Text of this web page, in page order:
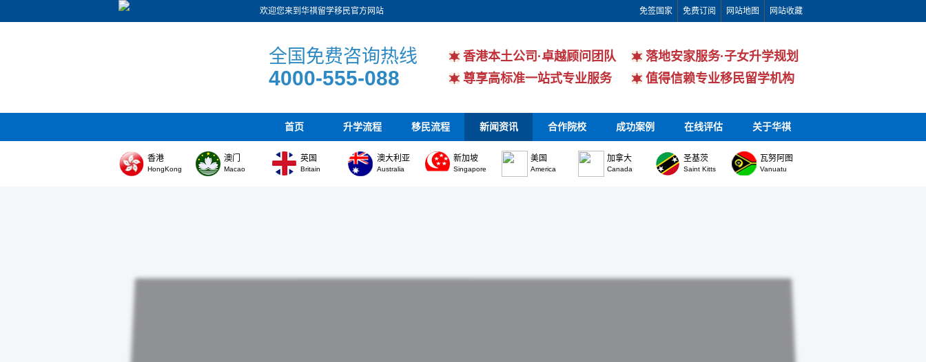
欢迎您来到华祺留学移民官方网站 免签国家 免费订阅 网站地图 网站收藏
全国免费咨询热线
4000-555-088
香港本土公司·卓越顾问团队
落地安家服务·子女升学规划
尊享高标准一站式专业服务
值得信赖专业移民留学机构
首页 升学流程 移民流程 新闻资讯 合作院校 成功案例 在线评估 关于华祺
香港
HongKong
澳门
Macao
英国
Britain
澳大利亚
Australia
新加坡
Singapore
美国
America
加拿大
Canada
圣基茨
Saint Kitts
瓦努阿图
Vanuatu